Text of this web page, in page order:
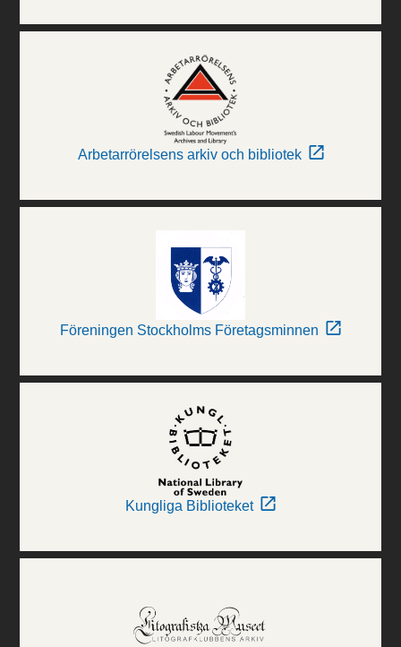
Arbetarrörelsens arkiv och bibliotek
Föreningen Stockholms Företagsminnen
Kungliga Biblioteket